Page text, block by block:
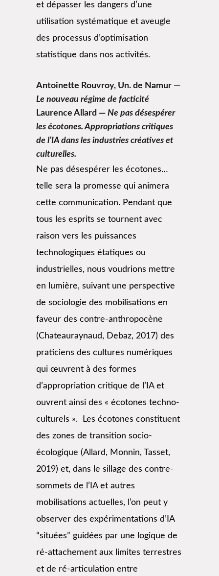
et dépasser les dangers d’une
utilisation systématique et aveugle
des processus d’optimisation
statistique dans nos activités.
Antoinette Rouvroy, Un. de Namur —
Le nouveau régime de facticité
Laurence Allard — Ne pas désespérer
les écotones. Appropriations critiques
de l’IA dans les industries créatives et
culturelles.
Ne pas désespérer les écotones…
telle sera la promesse qui animera
cette communication. Pendant que
tous les esprits se tournent avec
raison vers les puissances
technologiques étatiques ou
industrielles, nous voudrions mettre
en lumière, suivant une perspective
de sociologie des mobilisations en
faveur des contre-anthropocène
(Chateauraynaud, Debaz, 2017) des
praticiens des cultures numériques
qui œuvrent à des formes
d’appropriation critique de l’IA et
ouvrent ainsi des « écotones techno-
culturels ». Les écotones constituent
des zones de transition socio-
écologique (Allard, Monnin, Tasset,
2019) et, dans le sillage des contre-
sommets de l’IA et autres
mobilisations actuelles, l’on peut y
observer des expérimentations d’IA
“situées” guidées par une logique de
ré-attachement aux limites terrestres
et de ré-articulation entre